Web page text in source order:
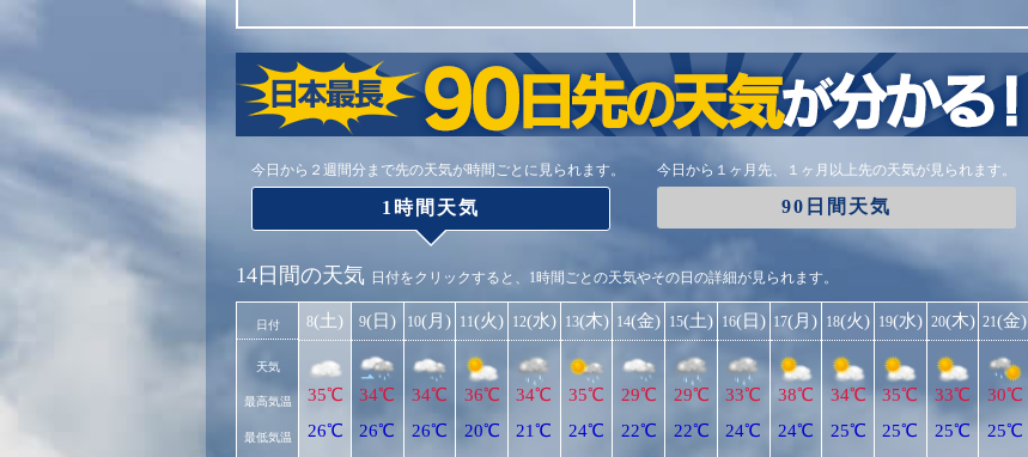
今日から２週間分まで先の天気が時間ごとに見られます。
1時間天気
今日から１ヶ月先、１ヶ月以上先の天気が見られます。
90日間天気
14日間の天気 日付をクリックすると、1時間ごとの天気やその日の詳細が見られます。
日付
天気
最高気温
最低気温
8(土)
35℃
26℃
9(日)
34℃
26℃
10(月)
34℃
26℃
11(火)
36℃
20℃
12(水)
34℃
21℃
13(木)
35℃
24℃
14(金)
29℃
22℃
15(土)
29℃
22℃
16(日)
33℃
24℃
17(月)
38℃
24℃
18(火)
34℃
25℃
19(水)
35℃
25℃
20(木)
33℃
25℃
21(金)
30℃
25℃